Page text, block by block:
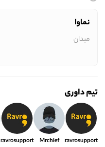
نماوا
میدان
تیم داوری
ravrosupport
Mrchief
ravrosupport